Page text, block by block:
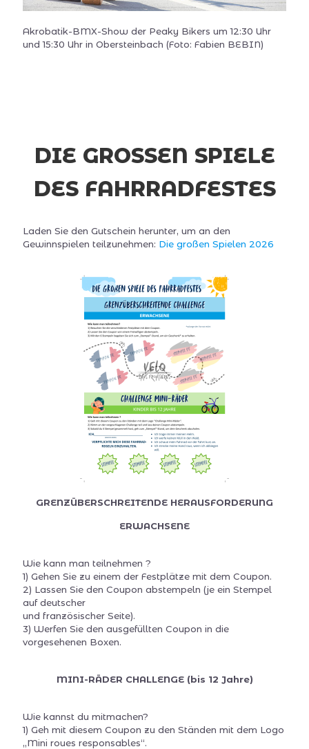
Akrobatik-BMX-Show der Peaky Bikers um 12:30 Uhr
und 15:30 Uhr in Obersteinbach (Foto: Fabien BEBIN)
DIE GROSSEN SPIELE
DES FAHRRADFESTES
Laden Sie den Gutschein herunter, um an den
Gewinnspielen teilzunehmen: Die großen Spielen 2026
GRENZÜBERSCHREITENDE HERAUSFORDERUNG
ERWACHSENE
Wie kann man teilnehmen ?
1) Gehen Sie zu einem der Festplätze mit dem Coupon.
2) Lassen Sie den Coupon abstempeln (je ein Stempel
auf deutscher
und französischer Seite).
3) Werfen Sie den ausgefüllten Coupon in die
vorgesehenen Boxen.
MINI-RÄDER CHALLENGE (bis 12 Jahre)
Wie kannst du mitmachen?
1) Geh mit diesem Coupon zu den Ständen mit dem Logo
„Mini roues responsables“.